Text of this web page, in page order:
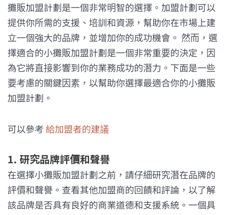
攤販加盟計劃是一個非常明智的選擇。加盟計劃可以
提供你所需的支援、培訓和資源，幫助你在市場上建
立一個強大的品牌，並增加你的成功機會。 然而，選
擇適合的小攤販加盟計劃是一個非常重要的決定，因
為它將直接影響到你的業務成功的潛力。下面是一些
要考慮的關鍵因素，以幫助你選擇最適合你的小攤販
加盟計劃。
可以參考給加盟者的建議
1. 研究品牌評價和聲譽
在選擇小攤販加盟計劃之前，請仔細研究潛在品牌的
評價和聲譽。查看其他加盟商的回饋和評論，以了解
該品牌是否具有良好的商業道德和支援系統。一個具